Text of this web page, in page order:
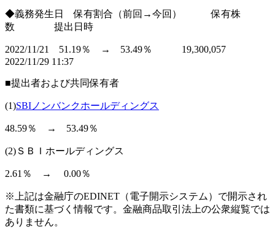
◆義務発生日 保有割合（前回→今回） 保有株
数 提出日時
2022/11/21 51.19％ → 53.49％ 19,300,057
2022/11/29 11:37
■提出者および共同保有者
(1)SBIノンバンクホールディングス
48.59％ → 53.49％
(2)ＳＢＩホールディングス
2.61％ → 0.00％
※上記は金融庁のEDINET（電子開示システム）で開示され
た書類に基づく情報です。金融商品取引法上の公衆縦覧では
ありません。